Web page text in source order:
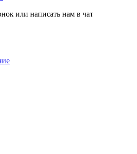
или написать нам в чат